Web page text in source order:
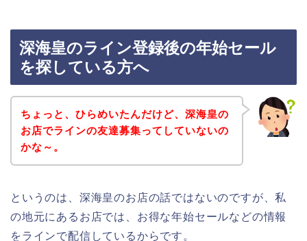
深海皇のライン登録後の年始セール
を探している方へ
ちょっと、ひらめいたんだけど、深海皇の
お店でラインの友達募集ってしていないの
かな～。
というのは、深海皇のお店の話ではないのですが、私
の地元にあるお店では、お得な年始セールなどの情報
をラインで配信しているからです。